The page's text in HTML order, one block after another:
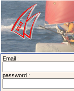
Email :
password :